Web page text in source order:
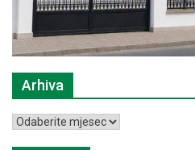
Arhiva
Arhiva